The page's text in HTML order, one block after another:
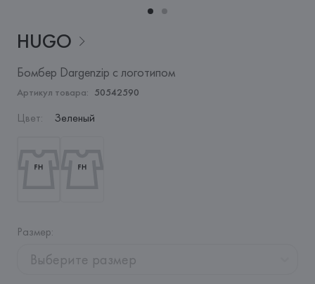
HUGO
Бомбер Dargenzip с логотипом
Артикул товара: 50542590
Цвет: Зеленый
Размер:
Выберите размер